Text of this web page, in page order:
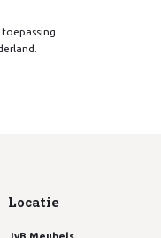
Locatie
JvB Meubels